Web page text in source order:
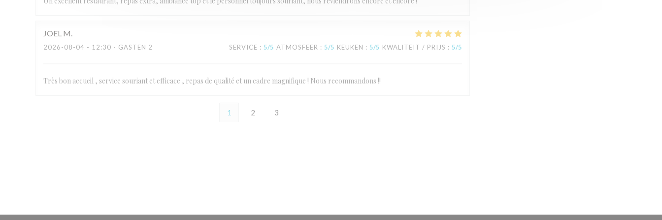
JOEL M
2026-08-04 - 12:30 - GASTEN 2 SERVICE : 5/5 ATMOSFEER : 5/5 KEUKEN : 5/5 KWALITEIT / PRIJS : 5/5
Très bon accueil , service souriant et efficace , repas de qualité et un cadre magnifique ! Nous recommandons !!
1 2 3